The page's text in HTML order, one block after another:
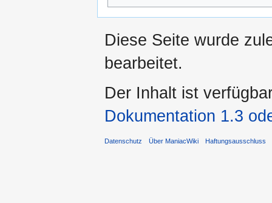
Diese Seite wurde
bearbeitet.
Der Inhalt ist
Dokumentation 1.3
Datenschutz Über ManiacWiki Haftungsausschluss